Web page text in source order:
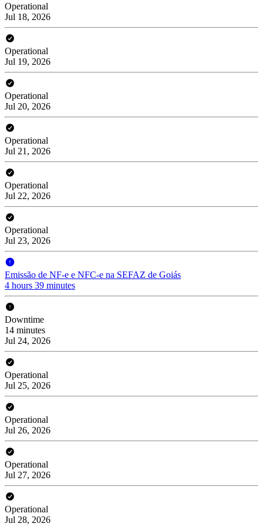
Operational
Jul 18, 2026
Operational
Jul 19, 2026
Operational
Jul 20, 2026
Operational
Jul 21, 2026
Operational
Jul 22, 2026
Operational
Jul 23, 2026
Emissão de NF-e e NFC-e na SEFAZ de Goiás
4 hours 39 minutes
Downtime
14 minutes
Jul 24, 2026
Operational
Jul 25, 2026
Operational
Jul 26, 2026
Operational
Jul 27, 2026
Operational
Jul 28, 2026